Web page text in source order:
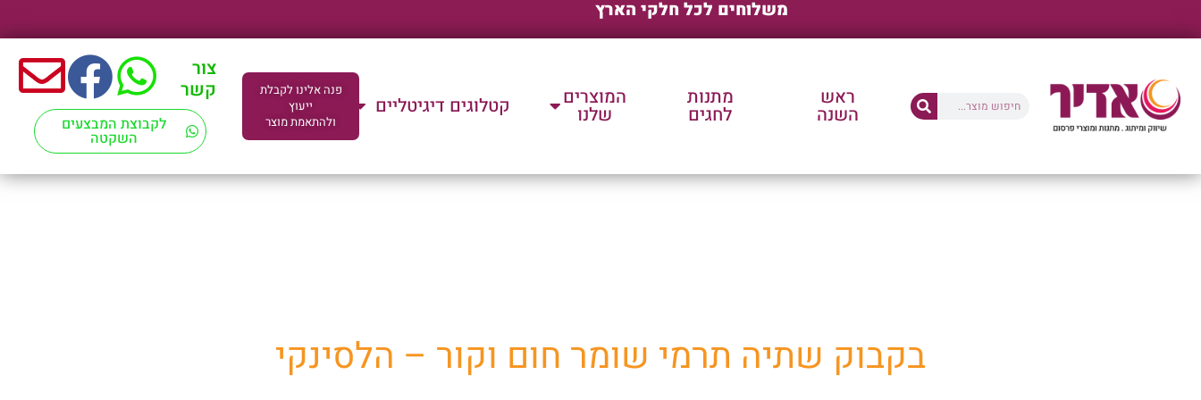
משלוחים לכל חלקי הארץ
ראש
השנה
מתנות
לחגים
המוצרים
שלנו קטלוגים דיגיטליים
פנה אלינו לקבלת
ייעוץ
ולהתאמת מוצר
צור
קשר
לקבוצת המבצעים
השקטה
בקבוק שתיה תרמי שומר חום וקור – הלסינקי